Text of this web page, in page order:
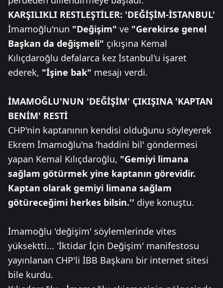
KARŞILIKLI RESTLEŞTİLER: 'DEĞİŞİM-İSTANBUL'
İmamoğlu'nun "Değişim" ve "Gerekirse genel
Başkan da değişmeli" çıkışına Kemal
Kılıçdaroğlu defalarca kez İstanbul'u işaret
ederek, "İşine bak" mesajı verdi.
İMAMOĞLU'NUN 'DEĞİŞİM' ÇIKIŞINA 'KAPTAN
BENİM' RESTİ
CHP'nin kaptanının kendisi olduğunu söyleyerek
Ekrem İmamoğlu'na 'haddini bil' göndermesi
yapan Kemal Kılıçdaroğlu, "Gemiyi limana
sağlam götürmek yine kaptanın görevidir.
Kaptan olarak gemiyi limana sağlam
götüreceğimi herkes bilsin.'' diye konuştu.
İmamoğlu 'değişim' söylemlerinde vites
yüksektti... 'İktidar İçin Değişim' manifestosu
yayınlanan CHP'li İBB Başkanı bir internet sitesi
bile kurdu.